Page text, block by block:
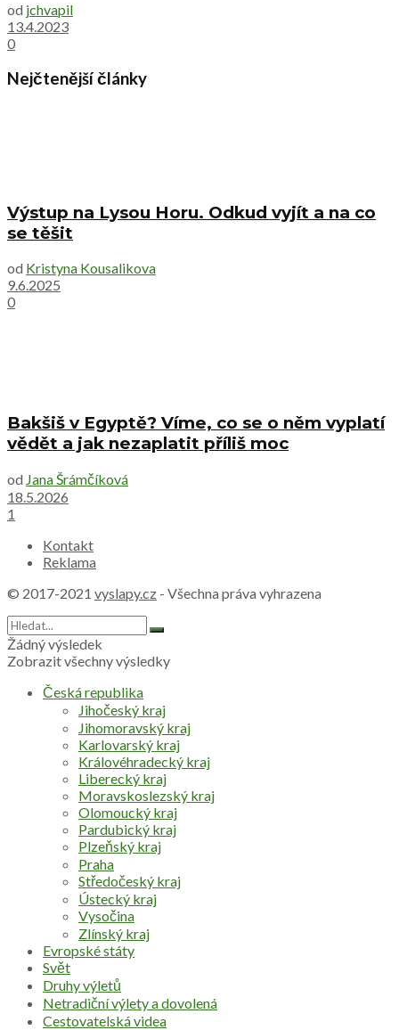
od jchvapil
13.4.2023
0
Nejčtenější články
Výstup na Lysou Horu. Odkud vyjít a na co
se těšit
od Kristyna Kousalikova
9.6.2025
0
Bakšiš v Egyptě? Víme, co se o něm vyplatí
vědět a jak nezaplatit příliš moc
od Jana Šrámčíková
18.5.2026
1
Kontakt
Reklama
© 2017-2021 vyslapy.cz - Všechna práva vyhrazena
Žádný výsledek
Zobrazit všechny výsledky
Česká republika
Jihočeský kraj
Jihomoravský kraj
Karlovarský kraj
Královéhradecký kraj
Liberecký kraj
Moravskoslezský kraj
Olomoucký kraj
Pardubický kraj
Plzeňský kraj
Praha
Středočeský kraj
Ústecký kraj
Vysočina
Zlínský kraj
Evropské státy
Svět
Druhy výletů
Netradiční výlety a dovolená
Cestovatelská videa